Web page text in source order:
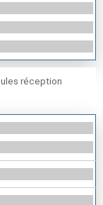
réception